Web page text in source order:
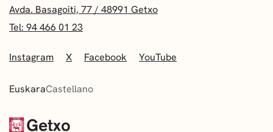
Avda. Basagoiti, 77 / 48991 Getxo
Tel: 94 466 01 23
Instagram X Facebook YouTube
EuskaraCastellano